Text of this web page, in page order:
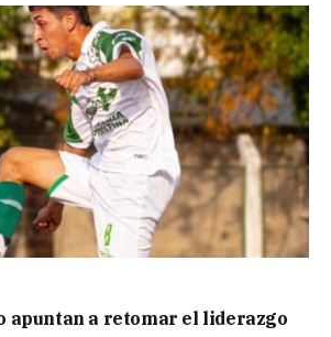
apuntan a retomar el liderazgo